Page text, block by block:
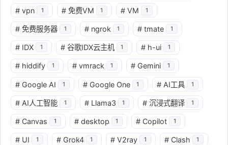
# vpn 1 # 免费VM 1 # VM 1
# 免费服务器 1 # ngrok 1 # tmate 1
# IDX 1 # 谷歌IDX云主机 1 # h-ui 1
# hiddify 1 # vmrack 1 # Gemini 1
# Google AI 1 # Google One 1 # AI工具 1
# AI人工智能 1 # Llama3 1 # 沉浸式翻译 1
# Canvas 1 # desktop 1 # Copilot 1
# UI 1 # Grok4 1 # V2ray 1 # Clash 1